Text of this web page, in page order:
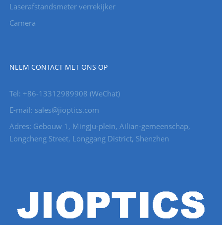
Laserafstandsmeter verrekijker
Camera
NEEM CONTACT MET ONS OP
Tel: +86-13312989908 (WeChat)
E-mail: sales@jioptics.com
Adres: Gebouw 1, Mingju-plein, Ailian-gemeenschap,
Longcheng Street, Longgang District, Shenzhen